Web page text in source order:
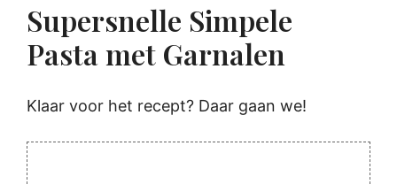
Supersnelle Simpele
Pasta met Garnalen
Klaar voor het recept? Daar gaan we!